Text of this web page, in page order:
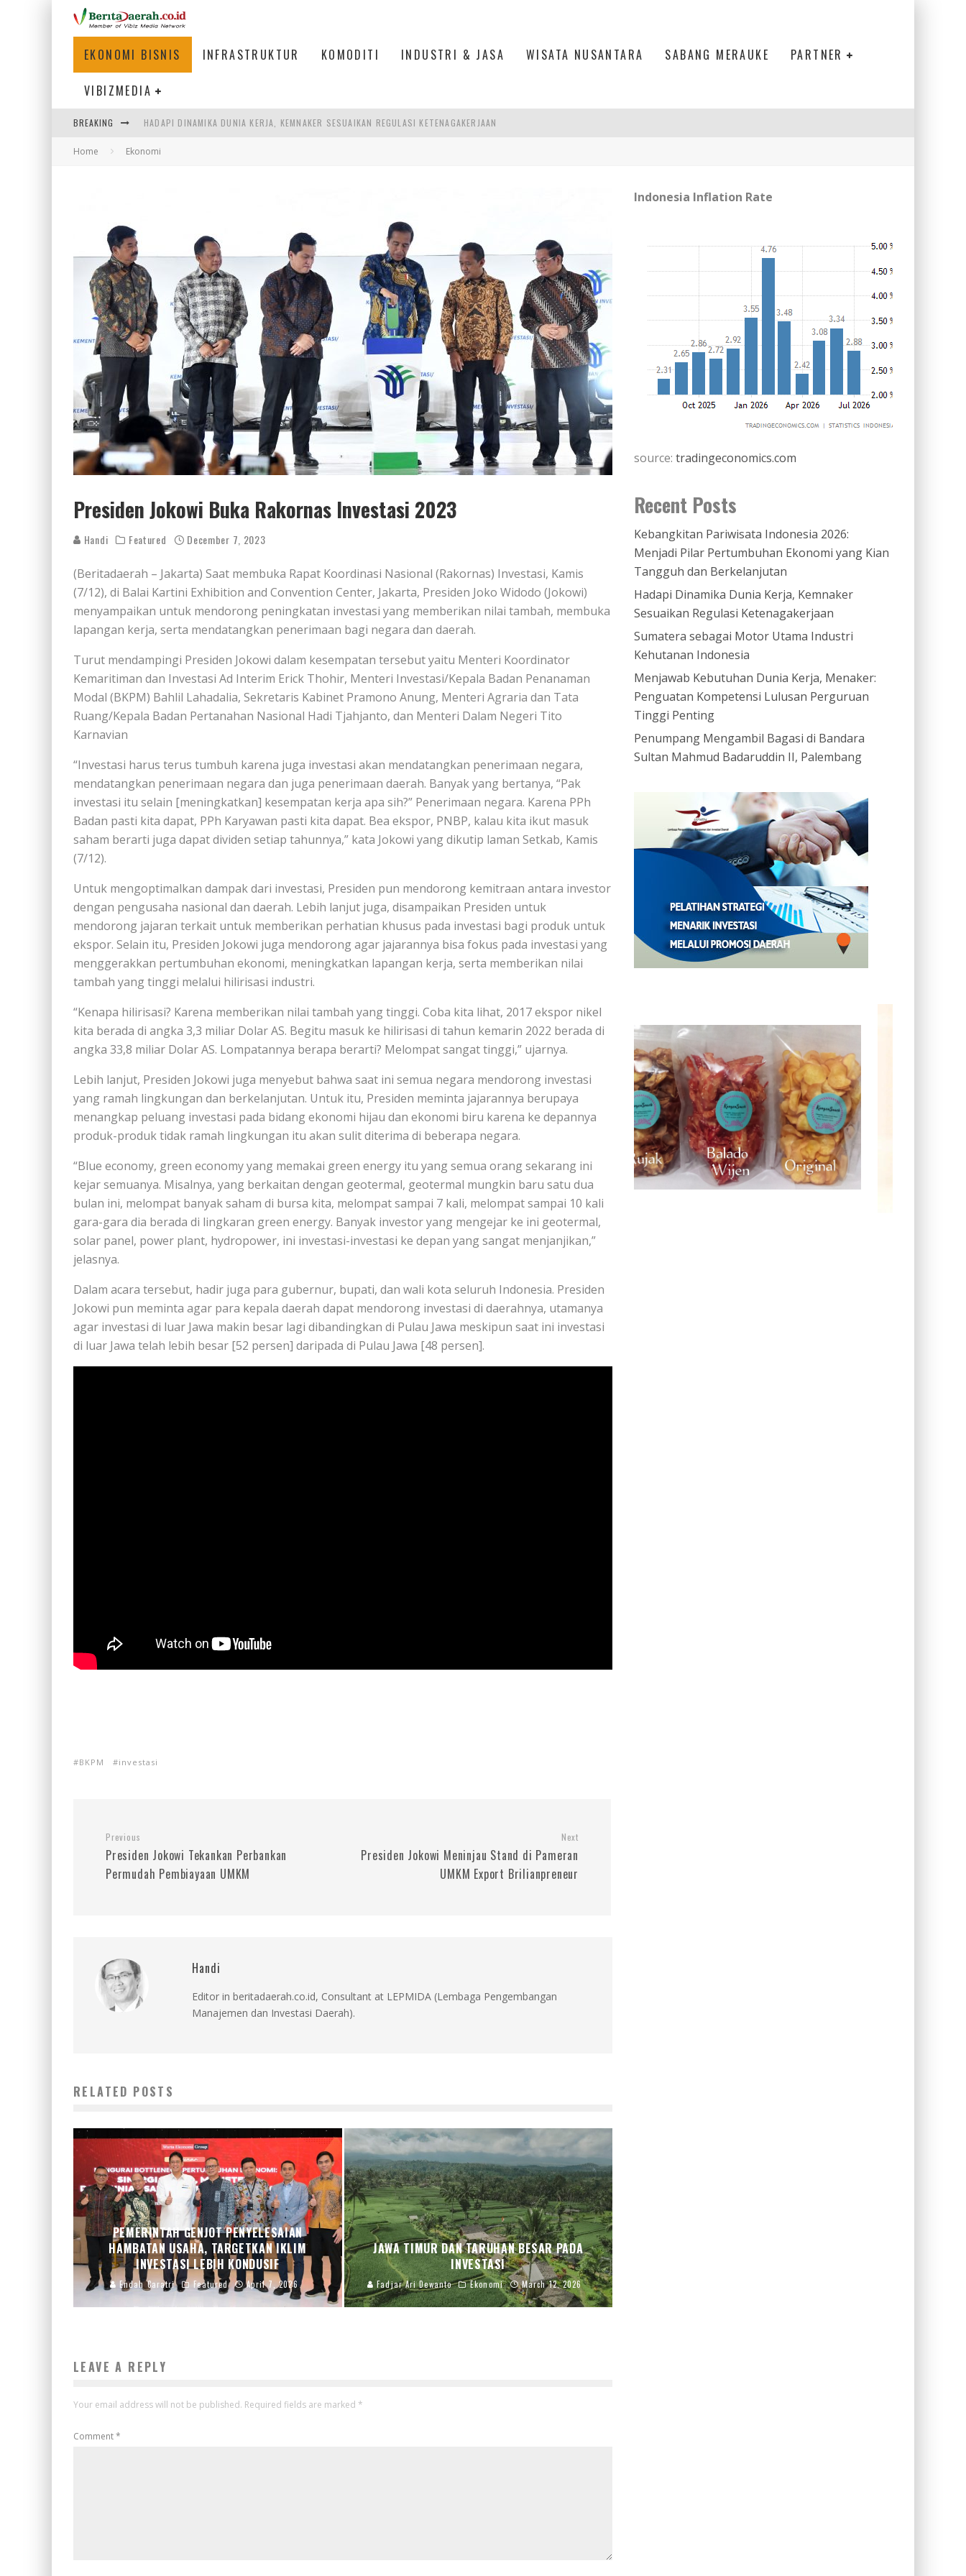
EKONOMI BISNIS INFRASTRUKTUR KOMODITI INDUSTRI & JASA WISATA NUSANTARA SABANG MERAUKE PARTNER
VIBIZMEDIA
BREAKING
SUMATERA SEBAGAI MOTOR UTAMA INDUSTRI KEHUTANAN INDONESIA
MENJAWAB KEBUTUHAN DUNIA KERJA, MENAKER: PENGUATAN KOMPETENSI LULUSAN PERGURUAN TINGGI PENTING
Home Ekonomi
Presiden Jokowi Buka Rakornas Investasi 2023
Handi Featured December 7, 2023
(Beritadaerah – Jakarta) Saat membuka Rapat Koordinasi Nasional (Rakornas) Investasi, Kamis
(7/12), di Balai Kartini Exhibition and Convention Center, Jakarta, Presiden Joko Widodo (Jokowi)
menyampaikan untuk mendorong peningkatan investasi yang memberikan nilai tambah, membuka
lapangan kerja, serta mendatangkan penerimaan bagi negara dan daerah.
Turut mendampingi Presiden Jokowi dalam kesempatan tersebut yaitu Menteri Koordinator
Kemaritiman dan Investasi Ad Interim Erick Thohir, Menteri Investasi/Kepala Badan Penanaman
Modal (BKPM) Bahlil Lahadalia, Sekretaris Kabinet Pramono Anung, Menteri Agraria dan Tata
Ruang/Kepala Badan Pertanahan Nasional Hadi Tjahjanto, dan Menteri Dalam Negeri Tito
Karnavian
“Investasi harus terus tumbuh karena juga investasi akan mendatangkan penerimaan negara,
mendatangkan penerimaan negara dan juga penerimaan daerah. Banyak yang bertanya, “Pak
investasi itu selain [meningkatkan] kesempatan kerja apa sih?” Penerimaan negara. Karena PPh
Badan pasti kita dapat, PPh Karyawan pasti kita dapat. Bea ekspor, PNBP, kalau kita ikut masuk
saham berarti juga dapat dividen setiap tahunnya,” kata Jokowi yang dikutip laman Setkab, Kamis
(7/12).
Untuk mengoptimalkan dampak dari investasi, Presiden pun mendorong kemitraan antara investor
dengan pengusaha nasional dan daerah. Lebih lanjut juga, disampaikan Presiden untuk
mendorong jajaran terkait untuk memberikan perhatian khusus pada investasi bagi produk untuk
ekspor. Selain itu, Presiden Jokowi juga mendorong agar jajarannya bisa fokus pada investasi yang
menggerakkan pertumbuhan ekonomi, meningkatkan lapangan kerja, serta memberikan nilai
tambah yang tinggi melalui hilirisasi industri.
“Kenapa hilirisasi? Karena memberikan nilai tambah yang tinggi. Coba kita lihat, 2017 ekspor nikel
kita berada di angka 3,3 miliar Dolar AS. Begitu masuk ke hilirisasi di tahun kemarin 2022 berada di
angka 33,8 miliar Dolar AS. Lompatannya berapa berarti? Melompat sangat tinggi,” ujarnya.
Lebih lanjut, Presiden Jokowi juga menyebut bahwa saat ini semua negara mendorong investasi
yang ramah lingkungan dan berkelanjutan. Untuk itu, Presiden meminta jajarannya berupaya
menangkap peluang investasi pada bidang ekonomi hijau dan ekonomi biru karena ke depannya
produk-produk tidak ramah lingkungan itu akan sulit diterima di beberapa negara.
“Blue economy, green economy yang memakai green energy itu yang semua orang sekarang ini
kejar semuanya. Misalnya, yang berkaitan dengan geotermal, geotermal mungkin baru satu dua
bulan ini, melompat banyak saham di bursa kita, melompat sampai 7 kali, melompat sampai 10 kali
gara-gara dia berada di lingkaran green energy. Banyak investor yang mengejar ke ini geotermal,
solar panel, power plant, hydropower, ini investasi-investasi ke depan yang sangat menjanjikan,”
jelasnya.
Dalam acara tersebut, hadir juga para gubernur, bupati, dan wali kota seluruh Indonesia. Presiden
Jokowi pun meminta agar para kepala daerah dapat mendorong investasi di daerahnya, utamanya
agar investasi di luar Jawa makin besar lagi dibandingkan di Pulau Jawa meskipun saat ini investasi
di luar Jawa telah lebih besar [52 persen] daripada di Pulau Jawa [48 persen].
BKPM investasi
Previous
Presiden Jokowi Tekankan Perbankan
Permudah Pembiayaan UMKM
Next
Presiden Jokowi Meninjau Stand di Pameran
UMKM Export Brilianpreneur
Handi
Editor in beritadaerah.co.id, Consultant at LEPMIDA (Lembaga Pengembangan
Manajemen dan Investasi Daerah).
RELATED POSTS
PEMERINTAH GENJOT PENYELESAIAN
HAMBATAN USAHA, TARGETKAN IKLIM
INVESTASI LEBIH KONDUSIF
Endah Caratri Featured April 7, 2026
JAWA TIMUR DAN TARUHAN BESAR PADA
INVESTASI
Fadjar Ari Dewanto Ekonomi March 12, 2026
LEAVE A REPLY
Your email address will not be published. Required fields are marked *
Comment*
Indonesia Inflation Rate
source: tradingeconomics.com
Recent Posts
Kebangkitan Pariwisata Indonesia 2026:
Menjadi Pilar Pertumbuhan Ekonomi yang Kian
Tangguh dan Berkelanjutan
Hadapi Dinamika Dunia Kerja, Kemnaker
Sesuaikan Regulasi Ketenagakerjaan
Sumatera sebagai Motor Utama Industri
Kehutanan Indonesia
Menjawab Kebutuhan Dunia Kerja, Menaker:
Penguatan Kompetensi Lulusan Perguruan
Tinggi Penting
Penumpang Mengambil Bagasi di Bandara
Sultan Mahmud Badaruddin II, Palembang